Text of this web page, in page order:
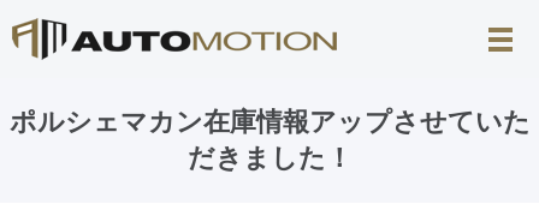
ポルシェマカン在庫情報アップさせていた
だきました！